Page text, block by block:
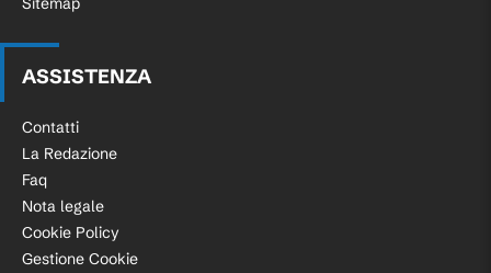
ASSISTENZA
Contatti
La Redazione
Faq
Nota legale
Cookie Policy
Gestione Cookie